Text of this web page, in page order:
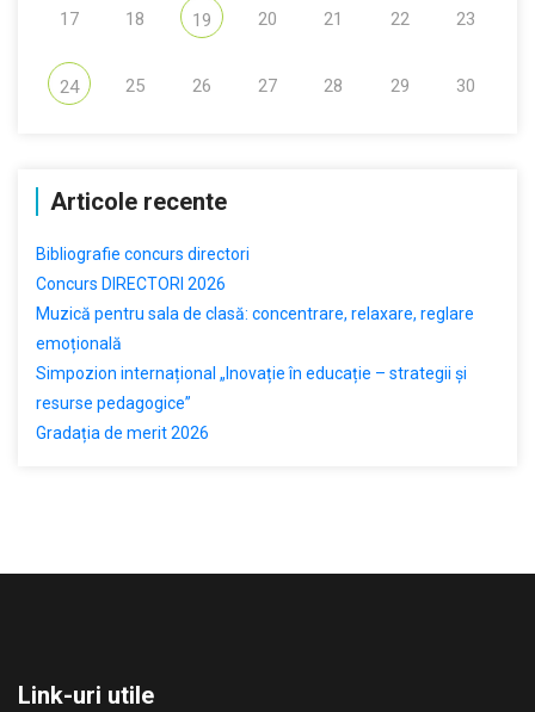
17 18 19 20 21 22 23
24 25 26 27 28 29 30
Articole recente
Bibliografie concurs directori
Concurs DIRECTORI 2026
Muzică pentru sala de clasă: concentrare, relaxare, reglare
emoțională
Simpozion internațional „Inovație în educație – strategii și
resurse pedagogice”
Gradația de merit 2026
Link-uri utile